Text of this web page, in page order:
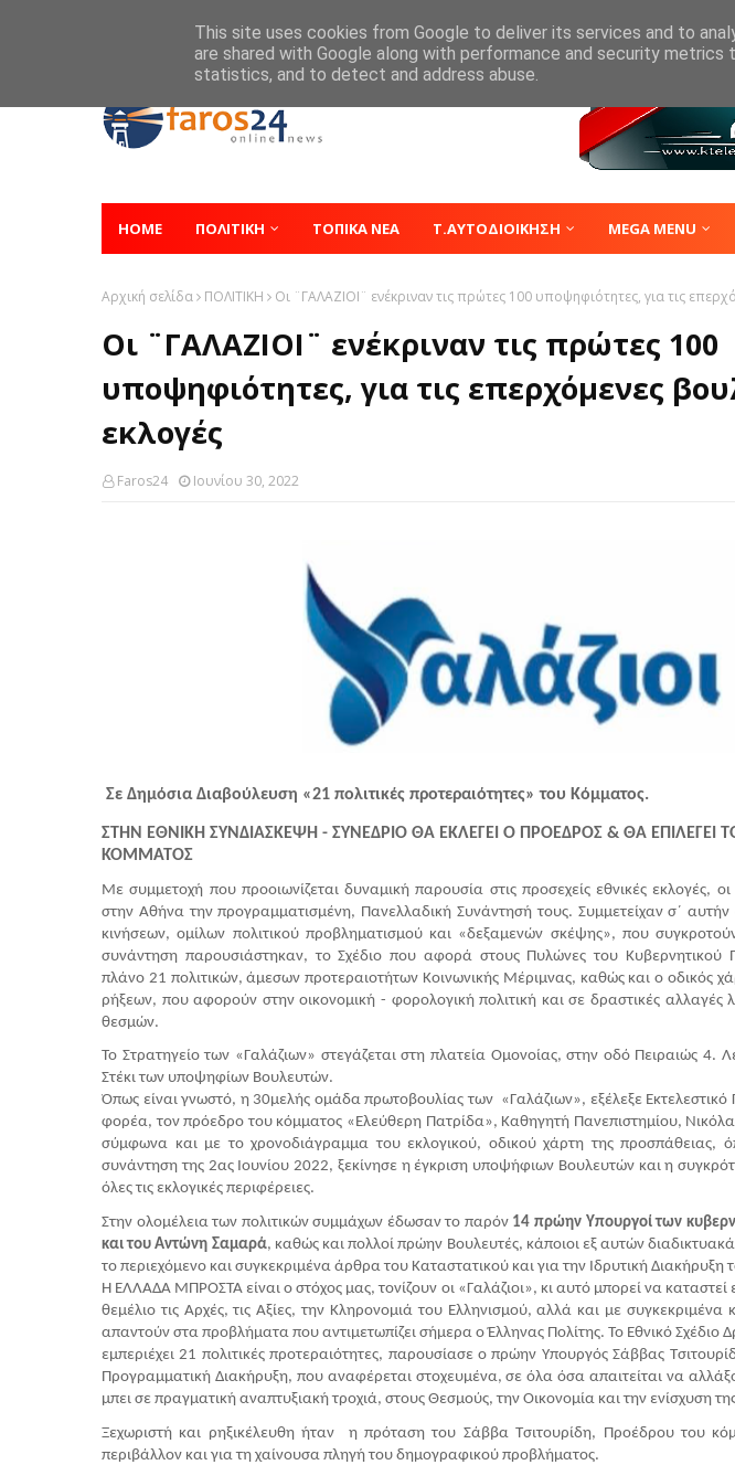
HOME ΠΟΛΙΤΙΚΗ ΤΟΠΙΚΑ ΝΕΑ Τ.ΑΥΤΟΔΙΟΙΚΗΣΗ MEGA MENU
Αρχική σελίδα ΠΟΛΙΤΙΚΗ Οι ¨ΓΑΛΑΖΙΟΙ¨ ενέκριναν τις πρώτες 100 υποψηφιότητες, για τις
Οι ¨ΓΑΛΑΖΙΟΙ¨ ενέκριναν τις πρώτες 100
υποψηφιότητες, για τις επερχόμενες
εκλογές
Faros24 Ιουνίου 30, 2022
Σε Δημόσια Διαβούλευση «21 πολιτικές προτεραιότητες» του Κόμματος.
ΣΤΗΝ ΕΘΝΙΚΗ ΣΥΝΔΙΑΣΚΕΨΗ - ΣΥΝΕΔΡΙΟ ΘΑ ΕΚΛΕΓΕΙ Ο ΠΡΟΕΔΡΟΣ & ΘΑ
ΚΟΜΜΑΤΟΣ
Με συμμετοχή που προοιωνίζεται δυναμική παρουσία στις προσεχείς εθνικές εκλογές,
στην Αθήνα την προγραμματισμένη, Πανελλαδική Συνάντησή τους. Συμμετείχαν σ΄
κινήσεων, ομίλων πολιτικού προβληματισμού και «δεξαμενών σκέψης», που
συνάντηση παρουσιάστηκαν, το Σχέδιο που αφορά στους Πυλώνες του Κυβερνητικού
πλάνο 21 πολιτικών, άμεσων προτεραιοτήτων Κοινωνικής Μέριμνας, καθώς και ο οδικός
ρήξεων, που αφορούν στην οικονομική - φορολογική πολιτική και σε δραστικές αλλαγές
θεσμών.
Το Στρατηγείο των «Γαλάζιων» στεγάζεται στη πλατεία Ομονοίας, στην οδό Πειραιώς 4.
Στέκι των υποψηφίων Βουλευτών.
Όπως είναι γνωστό, η 30μελής ομάδα πρωτοβουλίας των  «Γαλάζιων», εξέλεξε Εκτελεστικό
φορέα, τον πρόεδρο του κόμματος «Ελεύθερη Πατρίδα», Καθηγητή Πανεπιστημίου,
σύμφωνα και με το χρονοδιάγραμμα του εκλογικού, οδικού χάρτη της προσπάθειας,
συνάντηση της 2ας Ιουνίου 2022, ξεκίνησε η έγκριση υποψήφιων Βουλευτών και η
όλες τις εκλογικές περιφέρειες.
Στην ολομέλεια των πολιτικών συμμάχων έδωσαν το παρόν 14 πρώην Υπουργοί των
και του Αντώνη Σαμαρά, καθώς και πολλοί πρώην Βουλευτές, κάποιοι εξ αυτών
το περιεχόμενο και συγκεκριμένα άρθρα του Καταστατικού και για την Ιδρυτική
Η ΕΛΛΑΔΑ ΜΠΡΟΣΤΑ είναι ο στόχος μας, τονίζουν οι «Γαλάζιοι», κι αυτό μπορεί να καταστεί
θεμέλιο τις Αρχές, τις Αξίες, την Κληρονομιά του Ελληνισμού, αλλά και με
απαντούν στα προβλήματα που αντιμετωπίζει σήμερα ο Έλληνας Πολίτης. Το Εθνικό Σχέδιο
εμπεριέχει 21 πολιτικές προτεραιότητες, παρουσίασε ο πρώην Υπουργός Σάββας
Προγραμματική Διακήρυξη, που αναφέρεται στοχευμένα, σε όλα όσα απαιτείται να
μπει σε πραγματική αναπτυξιακή τροχιά, στους Θεσμούς, την Οικονομία και την ενίσχυση
Ξεχωριστή και ρηξικέλευθη ήταν  η πρόταση του Σάββα Τσιτουρίδη, Προέδρου του
περιβάλλον και για τη χαίνουσα πληγή του δημογραφικού προβλήματος.
This site uses cookies from Google to deliver its services and to
are shared with Google along with performance and security
statistics, and to detect and address abuse.